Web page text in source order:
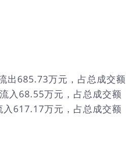
出685.73万元，占总成交额
入68.55万元，占总成交额
617.17万元，占总成交额